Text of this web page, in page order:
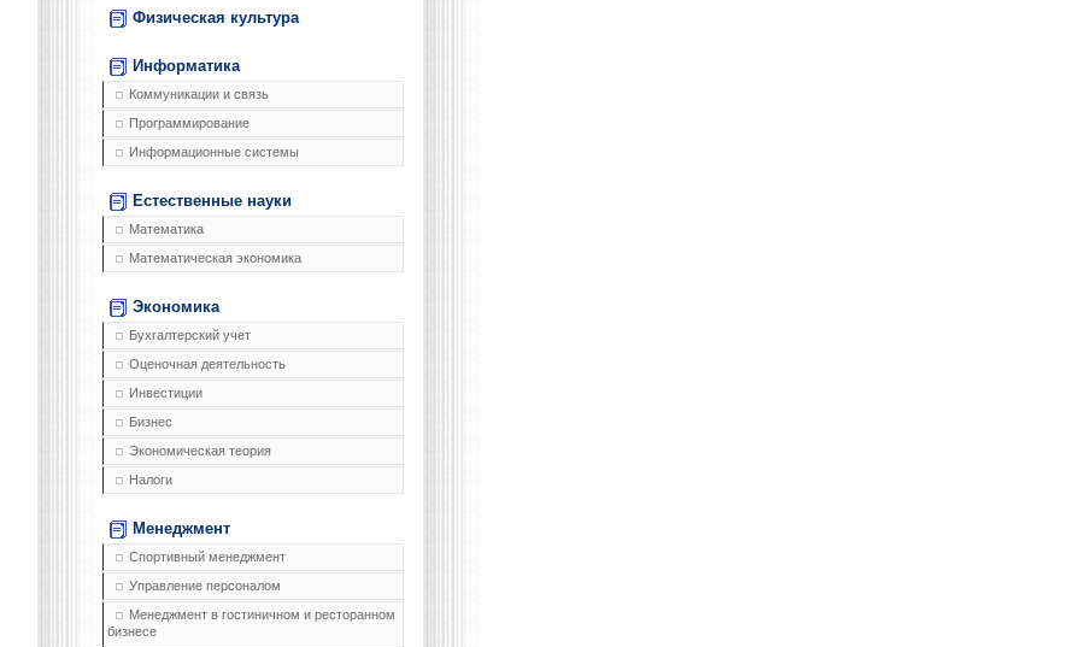
Физическая культура
Информатика
Коммуникации и связь
Программирование
Информационные системы
Естественные науки
Математика
Математическая экономика
Экономика
Бухгалтерский учет
Оценочная деятельность
Инвестиции
Бизнес
Экономическая теория
Налоги
Менеджмент
Спортивный менеджмент
Управление персоналом
Менеджмент в гостиничном и ресторанном
бизнесе